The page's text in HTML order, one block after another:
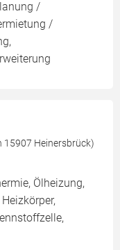
/
/
15907 Heinersbrück)
Ölheizung,